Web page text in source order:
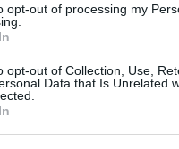
opt-out of processing my
opt-out of Collection, Use,
Data that Is Unrelated
τα εργαστηριακά
τεχνική